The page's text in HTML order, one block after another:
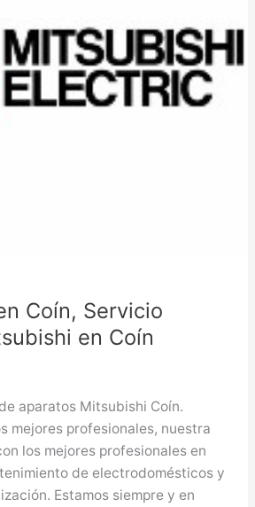
Coín, Servicio
en Coín
aparatos Mitsubishi Coín.
mejores profesionales, nuestra
los mejores profesionales en
de electrodomésticos y
Estamos siempre y en